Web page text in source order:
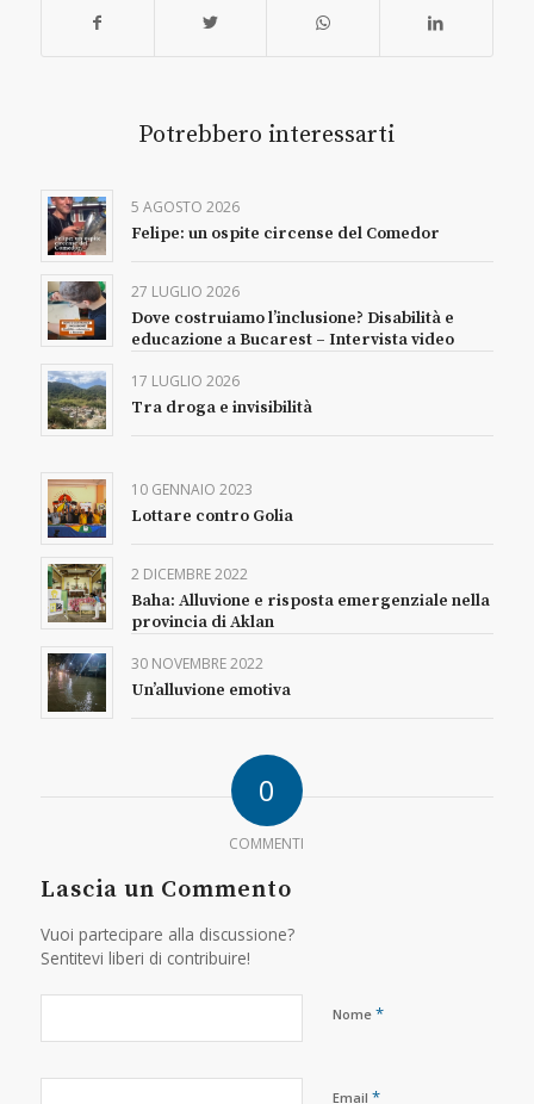
Potrebbero interessarti
5 AGOSTO 2026
Felipe: un ospite circense del Comedor
27 LUGLIO 2026
Dove costruiamo l’inclusione? Disabilità e
educazione a Bucarest – Intervista video
17 LUGLIO 2026
Tra droga e invisibilità
10 GENNAIO 2023
Lottare contro Golia
2 DICEMBRE 2022
Baha: Alluvione e risposta emergenziale nella
provincia di Aklan
30 NOVEMBRE 2022
Un’alluvione emotiva
0
COMMENTI
Lascia un Commento
Vuoi partecipare alla discussione?
Sentitevi liberi di contribuire!
Nome *
Email *